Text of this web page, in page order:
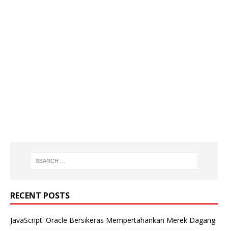
RECENT POSTS
JavaScript: Oracle Bersikeras Mempertahankan Merek Dagang